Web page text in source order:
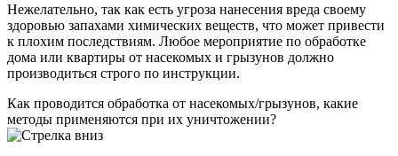
Нежелательно, так как есть угроза нанесения вреда своему
здоровью запахами химических веществ, что может привести
к плохим последствиям. Любое мероприятие по обработке
дома или квартиры от насекомых и грызунов должно
производиться строго по инструкции.
Как проводится обработка от насекомых/грызунов, какие
методы применяются при их уничтожении?